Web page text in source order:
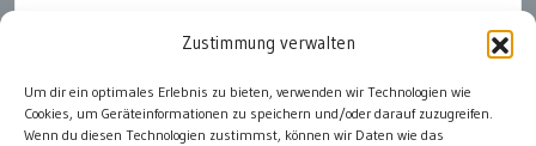
Zustimmung verwalten
Um dir ein optimales Erlebnis zu bieten, verwenden wir Technologien wie
Cookies, um Geräteinformationen zu speichern und/oder darauf zuzugreifen.
Wenn du diesen Technologien zustimmst, können wir Daten wie das
Spenden